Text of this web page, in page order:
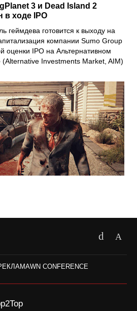
3 и Dead Island 2
в ходе IPO
геймдева готовится к выходу на
компании Sumo Group
оценки IPO на Альтернативном
Investments Market, AIM)
WN CONFERENCE